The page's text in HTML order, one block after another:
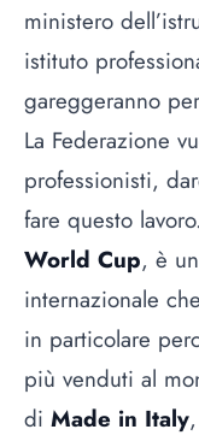
ministero
istituto
gareggeranno
La Federazione
professionisti,
fare questo
World Cup, è
internazionale
in particolare
più venduti al
di Made in Italy